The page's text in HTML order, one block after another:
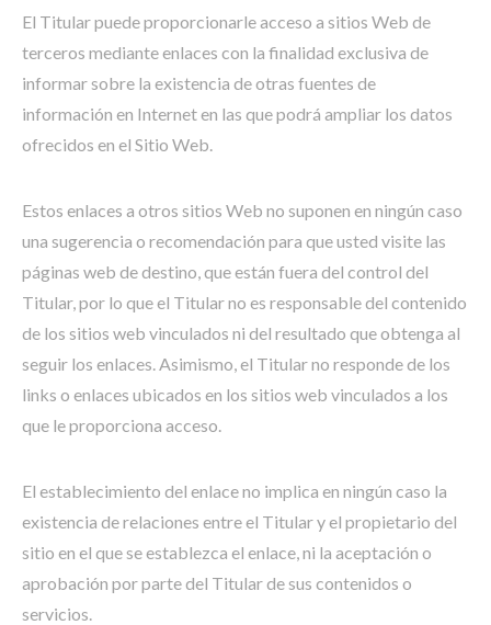
El Titular puede proporcionarle acceso a sitios Web de
terceros mediante enlaces con la finalidad exclusiva de
informar sobre la existencia de otras fuentes de
información en Internet en las que podrá ampliar los datos
ofrecidos en el Sitio Web.
Estos enlaces a otros sitios Web no suponen en ningún caso
una sugerencia o recomendación para que usted visite las
páginas web de destino, que están fuera del control del
Titular, por lo que el Titular no es responsable del contenido
de los sitios web vinculados ni del resultado que obtenga al
seguir los enlaces. Asimismo, el Titular no responde de los
links o enlaces ubicados en los sitios web vinculados a los
que le proporciona acceso.
El establecimiento del enlace no implica en ningún caso la
existencia de relaciones entre el Titular y el propietario del
sitio en el que se establezca el enlace, ni la aceptación o
aprobación por parte del Titular de sus contenidos o
servicios.